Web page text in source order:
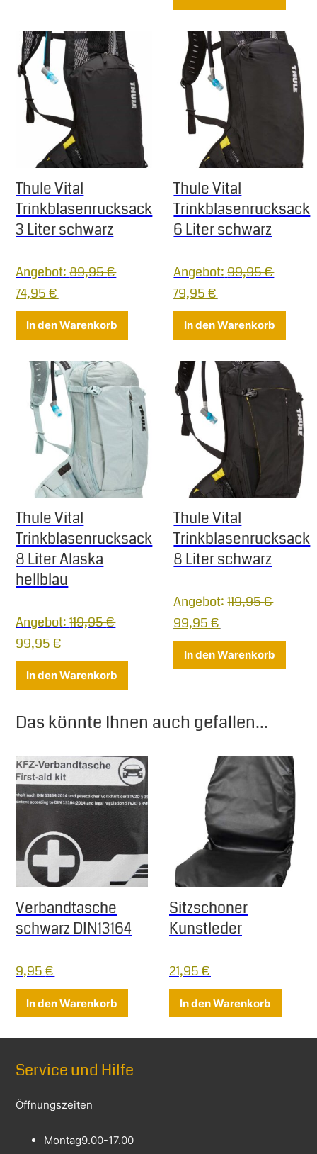
Thule Vital
Trinkblasenrucksack
3 Liter schwarz
Angebot: 89,95€
Ursprünglicher Preis war: 89,95 €
74,95€ Aktueller Preis ist: 74,95 €.
In den Warenkorb
Thule Vital
Trinkblasenrucksack
6 Liter schwarz
Angebot: 99,95€
Ursprünglicher Preis
79,95€
In den Warenkorb
Thule Vital
Trinkblasenrucksack
8 Liter Alaska
hellblau
Angebot: 119,95€
Ursprünglicher Preis war: 119,95 €
99,95€ Aktueller Preis ist: 99,95 €.
In den Warenkorb
Thule Vital
Trinkblasenrucksack
8 Liter schwarz
Angebot: 119,95€
Ursprünglicher Preis
99,95€
In den Warenkorb
Das könnte Ihnen auch gefallen...
Verbandtasche
schwarz DIN13164
9,95€
In den Warenkorb
Sitzschoner
Kunstleder
21,95€
In den Warenkorb
Service und Hilfe
Öffnungszeiten
Montag9.00-17.00